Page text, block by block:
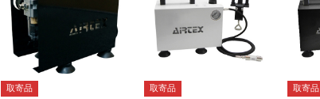
取寄品 取寄品 取寄品